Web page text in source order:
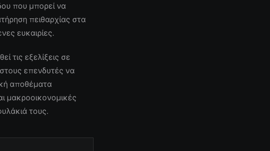
που μπορεί να
πειθαρχίας στα
ευκαιρίες.
τις εξελίξεις σε
επενδυτές να
αποθέματα
μακροοικονομικές
τους.